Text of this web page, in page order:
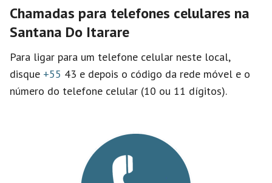
Chamadas para telefones celulares na
Santana Do Itarare
Para ligar para um telefone celular neste local,
disque +55 43 e depois o código da rede móvel e o
número do telefone celular (10 ou 11 dígitos).